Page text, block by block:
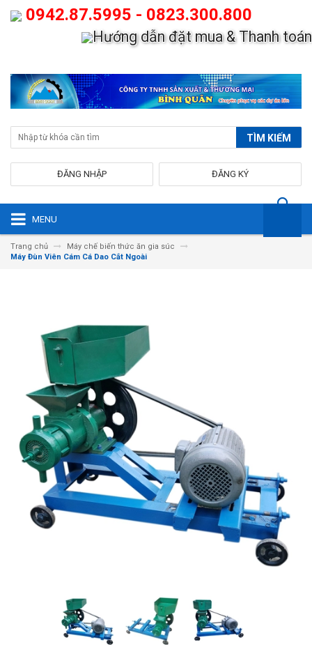
0942.87.5995 - 0823.300.800
Hướng dẫn đặt mua & Thanh toán
TÌM KIẾM
ĐĂNG KÝ
ĐĂNG NHẬP
MENU
Trang chủ
Máy chế biến thức ăn gia súc
Máy Đùn Viên Cám Cá Dao Cắt Ngoài